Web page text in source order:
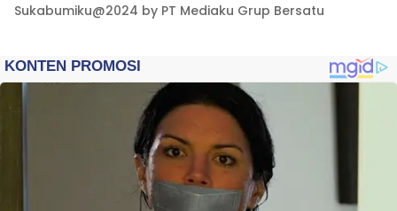
Sukabumiku@2024 by PT Mediaku Grup Bersatu